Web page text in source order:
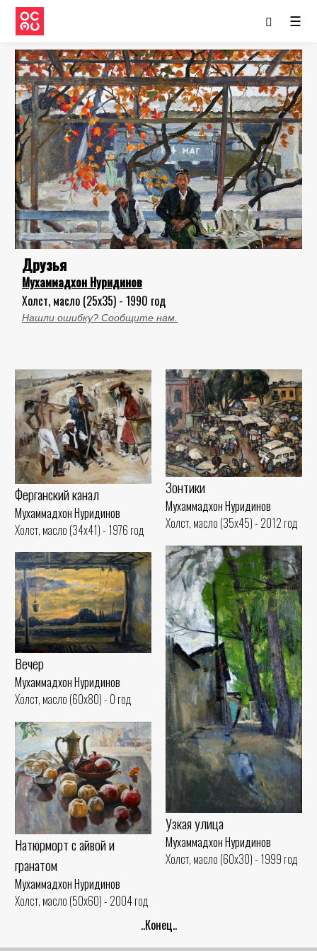
☰
Друзья
Мухаммадхон Нуридинов
Холст, масло (25x35) - 1990 год
Нашли ошибку? Сообщите нам.
Ферганский канал
Мухаммадхон Нуридинов
Холст, масло (34x41) - 1976 год
Зонтики
Мухаммадхон Нуридинов
Холст, масло (35x45) - 2012 год
Узкая улица
Мухаммадхон Нуридинов
Холст, масло (60x30) - 1999 год
Вечер
Мухаммадхон Нуридинов
Холст, масло (60x80) - 0 год
Натюрморт с айвой и
гранатом
Мухаммадхон Нуридинов
Холст, масло (50x60) - 2004 год
..Конец..